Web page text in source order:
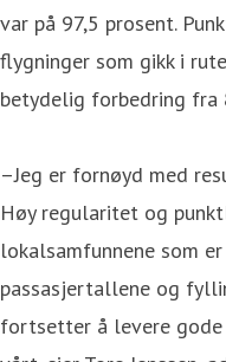
var på 97,5 prosent.
flygninger som gikk i
betydelig forbedring fra
–Jeg er fornøyd med
Høy regularitet og
lokalsamfunnene som
passasjertallene og
fortsetter å levere